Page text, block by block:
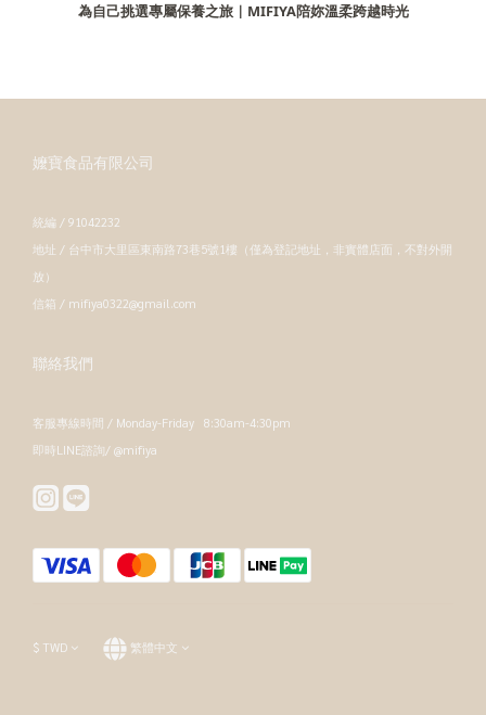
為自己挑選專屬保養之旅｜MIFIYA陪妳溫柔跨越時光
嬤寶食品有限公司
統編 / 91042232
地址 / 台中市大里區東南路73巷5號1樓（僅為登記地址，非實體店面，不對外開
放）
信箱 / mifiya0322@gmail.com
聯絡我們
客服專線時間 / Monday-Friday 8:30am-4:30pm
即時LINE諮詢/ @mifiya
$ TWD 繁體中文